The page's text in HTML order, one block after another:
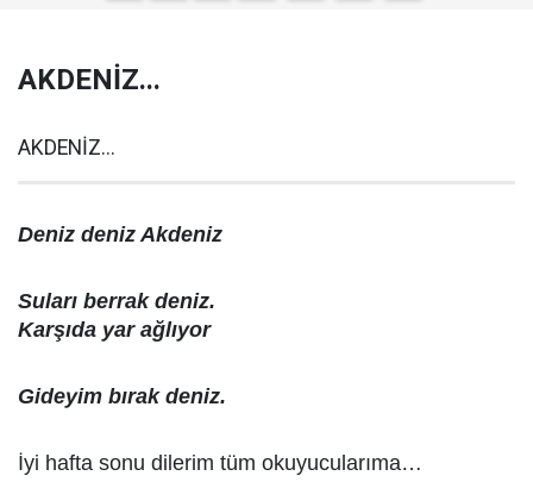
AKDENİZ...
AKDENİZ...
Deniz deniz Akdeniz
Suları berrak deniz.
Karşıda yar ağlıyor
Gideyim bırak deniz.
İyi hafta sonu dilerim tüm okuyucularıma…